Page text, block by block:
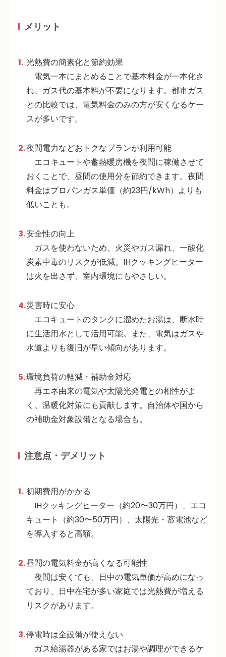
メリット
光熱費の簡素化と節約効果
電気一本にまとめることで基本料金が一本化さ
れ、ガス代の基本料が不要になります。都市ガス
との比較では、電気料金のみの方が安くなるケー
スが多いです。
夜間電力などおトクなプランが利用可能
エコキュートや蓄熱暖房機を夜間に稼働させて
おくことで、昼間の使用分を節約できます。夜間
料金はプロパンガス単価（約23円/kWh）よりも
低いことも。
安全性の向上
ガスを使わないため、火災やガス漏れ、一酸化
炭素中毒のリスクが低減。IHクッキングヒーター
は火を出さず、室内環境にもやさしい。
災害時に安心
エコキュートのタンクに溜めたお湯は、断水時
に生活用水として活用可能。また、電気はガスや
水道よりも復旧が早い傾向があります。
環境負荷の軽減・補助金対応
再エネ由来の電気や太陽光発電との相性がよ
く、温暖化対策にも貢献します。自治体や国から
の補助金対象設備となる場合も。
注意点・デメリット
初期費用がかかる
IHクッキングヒーター（約20〜30万円）、エコ
キュート（約30〜50万円）、太陽光・蓄電池など
を導入すると高額。
昼間の電気料金が高くなる可能性
夜間は安くても、日中の電気単価が高めになっ
ており、日中在宅が多い家庭では光熱費が増える
リスクがあります。
停電時は全設備が使えない
ガス給湯器がある家ではお湯や調理ができるケ